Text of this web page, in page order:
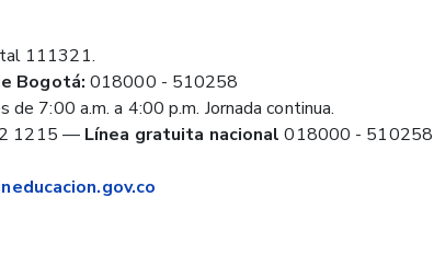
111321.
Bogotá: 018000 - 510258
7:00 a.m. a 4:00 p.m. Jornada continua.
1215 — Línea gratuita nacional 018000 - 510258